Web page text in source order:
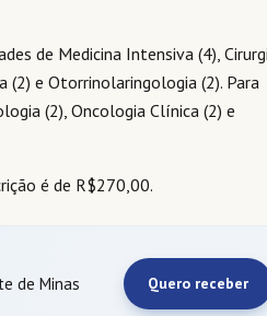
de Medicina Intensiva (4),
(2) e Otorrinolaringologia (2). Para
(2), Oncologia Clínica (2) e
é de R$270,00.
de Minas
Quero receber